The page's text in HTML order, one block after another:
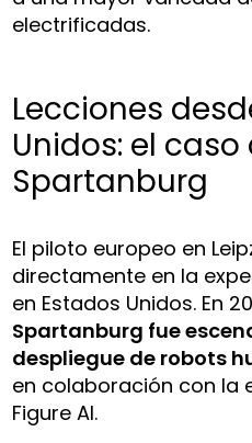
electrificadas.
Lecciones
Unidos: el caso
Spartanburg
El piloto europeo en
directamente en la
en Estados Unidos. En
Spartanburg fue
despliegue de robots
en colaboración con la
Figure AI.